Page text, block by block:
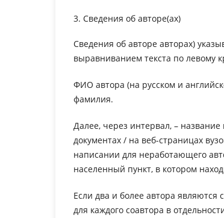
3. Сведения об авторе(ах)
Сведения об авторе авторах)
выравниванием текста по левому
ФИО автора (на русском и
фамилия.
Далее, через интервал, –
документах / на веб-страницах
написании для неработающего
населенный пункт, в котором
Если два и более автора
для каждого соавтора в